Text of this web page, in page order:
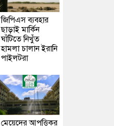
জিপিএস ব্যবহার
ছাড়াই মার্কিন
ঘাঁটিতে নিখুঁত
হামলা চালান ইরানি
পাইলটরা
মেয়েদের আপত্তিকর